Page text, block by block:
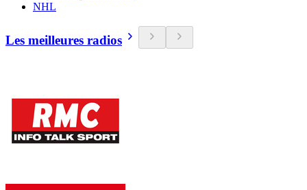
NHL
Les meilleures radios